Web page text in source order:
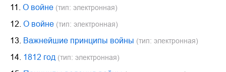
11. О войне (тип: электронная)
12. О войне (тип: электронная)
13. Важнейшие принципы войны (тип: электронная)
14. 1812 год (тип: электронная)